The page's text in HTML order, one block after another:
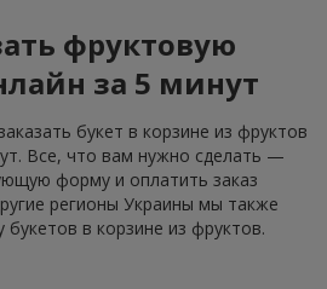
фруктовую
за 5 минут
букет в корзине из фруктов
Все, что вам нужно сделать —
форму и оплатить заказ
регионы Украины мы также
в корзине из фруктов.